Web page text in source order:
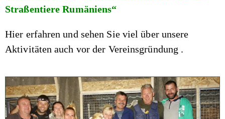
Straßentiere Rumäniens“
Hier erfahren und sehen Sie viel über unsere
Aktivitäten auch vor der Vereinsgründung .